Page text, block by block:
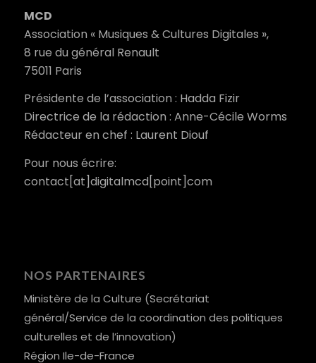
MCD
Association « Musiques & Cultures Digitales »,
8 rue du général Renault
75011 Paris
Présidente de l’association : Hadda Fizir
Directrice de la rédaction : Anne-Cécile Worms
Rédacteur en chef : Laurent Diouf
Pour nous écrire:
contact[at]digitalmcd[point]com
NOS PARTENAIRES
Ministère de la Culture (Secrétariat
général/Service de la coordination des politiques
culturelles et de l’innovation)
Région Ile-de-France